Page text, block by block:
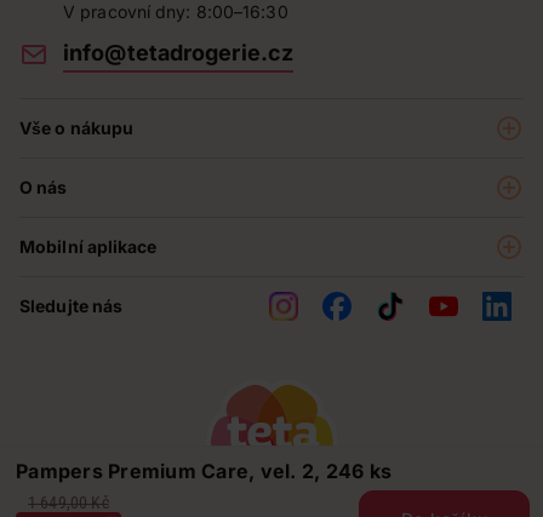
Pampers Premium Care, vel. 2, 246 ks
1 649,00 Kč
V pracovní dny: 8:00–16:30
info@tetadrogerie.cz
Vše o nákupu
Prodejny
Obchodní podmínky
O nás
Teta pomáhá
Kontakty
Mobilní aplikace
Sledujte nás